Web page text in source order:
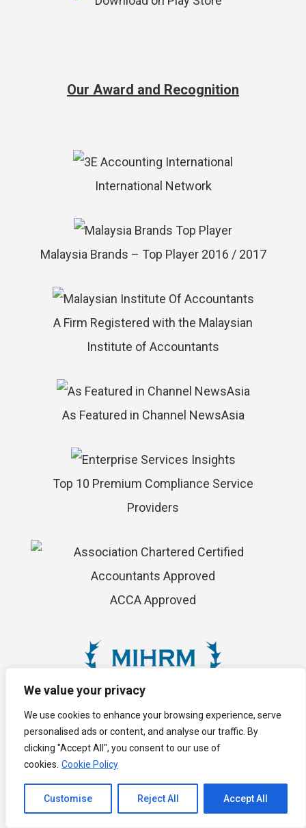
We value your privacy
We use cookies to enhance your browsing experience, serve
personalised ads or content, and analyse our traffic. By
clicking "Accept All", you consent to our use of
cookies. Cookie Policy
Customise Reject All Accept All
Our Award and Recognition
International Network
Malaysia Brands – Top Player 2016 / 2017
A Firm Registered with the Malaysian
Institute of Accountants
As Featured in Channel NewsAsia
Top 10 Premium Compliance Service
Providers
ACCA Approved
MIHRM